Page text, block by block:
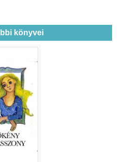
könyvei